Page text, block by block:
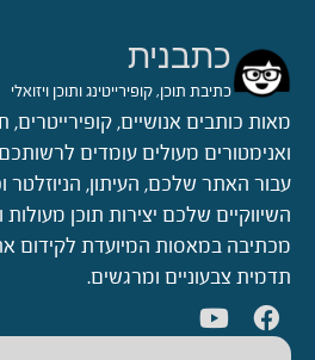
כתבנית
כתיבת תוכן, קופירייטינג ותוכן ויזואלי
מאות כותבים אנושיים,
ואנימטורים מעולים עומדים
עבור האתר שלכם, העיתון,
השיווקיים שלכם יצירות תוכן
מכתיבה במאסות המיועדת לקידום
תדמית צבעוניים ומרגשים.